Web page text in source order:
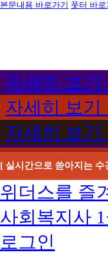
본문내용 바로가기 풋터 바로
자세히 보
자세히 보
자세히 보
[ 실시간으로 쏟아지는 수
위더스를 즐
사회복지사
로그인